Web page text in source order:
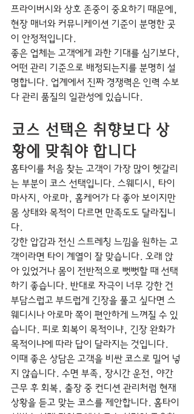
프라이버시와 상호 존중이 중요하기 때문에,
현장 매너와 커뮤니케이션 기준이 분명한 곳
이 안정적입니다.
좋은 업체는 고객에게 과한 기대를 심기보다,
어떤 관리 기준으로 배정되는지를 분명히 설
명합니다. 업계에서 진짜 경쟁력은 인력 수보
다 관리 품질의 일관성에 있습니다.
코스 선택은 취향보다 상
황에 맞춰야 합니다
홈타이를 처음 찾는 고객이 가장 많이 헷갈리
는 부분이 코스 선택입니다. 스웨디시, 타이
마사지, 아로마, 홈케어가 다 좋아 보이지만
몸 상태와 목적이 다르면 만족도도 달라집니
다.
강한 압감과 전신 스트레칭 느낌을 원하는 고
객이라면 타이 계열이 잘 맞습니다. 오래 앉
아 있었거나 몸이 전반적으로 뻣뻣할 때 선택
하기 좋습니다. 반대로 자극이 너무 강한 건
부담스럽고 부드럽게 긴장을 풀고 싶다면 스
웨디시나 아로마 쪽이 편안하게 느껴질 수 있
습니다. 피로 회복이 목적이냐, 긴장 완화가
목적이냐에 따라 답이 달라지는 것입니다.
이때 좋은 상담은 고객을 비싼 코스로 밀어 넣
지 않습니다. 수면 부족, 장시간 운전, 야간
근무 후 회복, 출장 중 컨디션 관리처럼 현재
상황을 듣고 맞는 코스를 제안합니다. 홈타이